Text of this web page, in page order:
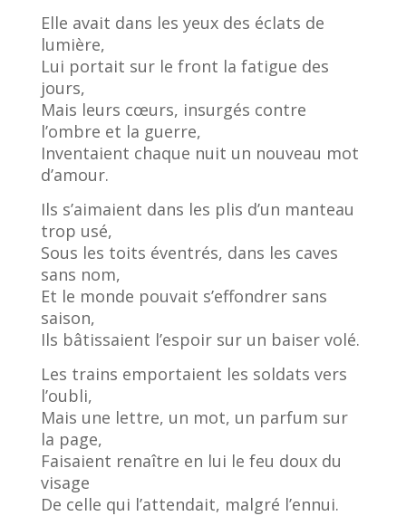
Elle avait dans les yeux des éclats de
lumière,
Lui portait sur le front la fatigue des
jours,
Mais leurs cœurs, insurgés contre
l’ombre et la guerre,
Inventaient chaque nuit un nouveau mot
d’amour.
Ils s’aimaient dans les plis d’un manteau
trop usé,
Sous les toits éventrés, dans les caves
sans nom,
Et le monde pouvait s’effondrer sans
saison,
Ils bâtissaient l’espoir sur un baiser volé.
Les trains emportaient les soldats vers
l’oubli,
Mais une lettre, un mot, un parfum sur
la page,
Faisaient renaître en lui le feu doux du
visage
De celle qui l’attendait, malgré l’ennui.